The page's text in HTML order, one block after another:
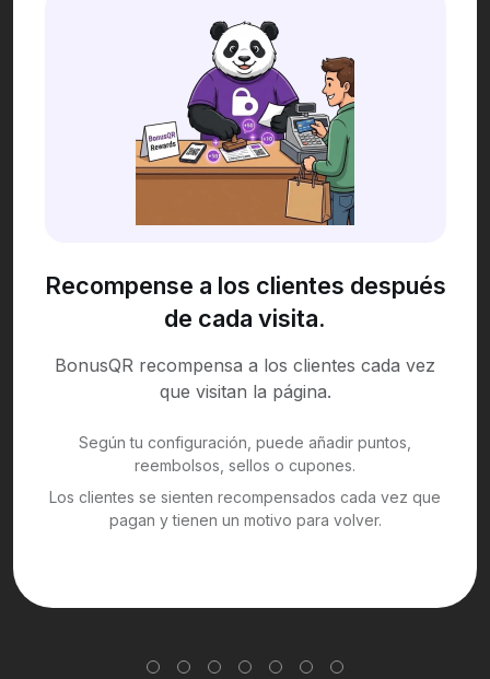
Recompense a los clientes después
de cada visita.
BonusQR recompensa a los clientes cada vez
que visitan la página.
Según tu configuración, puede añadir puntos,
reembolsos, sellos o cupones.
Los clientes se sienten recompensados cada vez que
pagan y tienen un motivo para volver.